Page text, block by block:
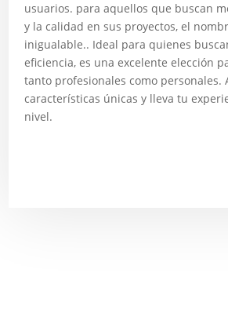
usuarios. para aquellos que buscan
y la calidad en sus proyectos, el
inigualable.. Ideal para quienes
eficiencia, es una excelente elección
tanto profesionales como personales.
características únicas y lleva tu
nivel.